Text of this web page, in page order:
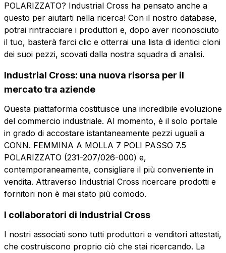
Consenso obbligatorio Consenso promozioni
Consenso profilazione Consenso terze parti
obbligatorio
Consenso
promozioni
profilazione
parti
Invia la richiesta
POLARIZZATO? Industrial Cross ha pensato anche a
questo per aiutarti nella ricerca! Con il nostro database,
potrai rintracciare i produttori e, dopo aver riconosciuto
il tuo, basterà farci clic e otterrai una lista di identici cloni
dei suoi pezzi, scovati dalla nostra squadra di analisi.
Industrial Cross: una nuova risorsa per il
mercato tra aziende
Questa piattaforma costituisce una incredibile evoluzione
del commercio industriale. Al momento, è il solo portale
in grado di accostare istantaneamente pezzi uguali a
CONN. FEMMINA A MOLLA 7 POLI PASSO 7.5
POLARIZZATO (231-207/026-000) e,
contemporaneamente, consigliare il più conveniente in
vendita. Attraverso Industrial Cross ricercare prodotti e
fornitori non è mai stato più comodo.
I collaboratori di Industrial Cross
I nostri associati sono tutti produttori e venditori attestati,
che costruiscono proprio ciò che stai ricercando. La